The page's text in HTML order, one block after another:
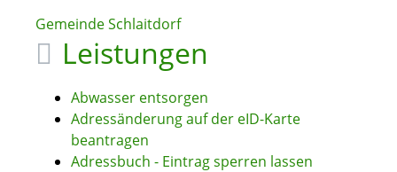
Gemeinde Schlaitdorf
Leistungen
Abwasser entsorgen
Adressänderung auf der eID-Karte
beantragen
Adressbuch - Eintrag sperren lassen